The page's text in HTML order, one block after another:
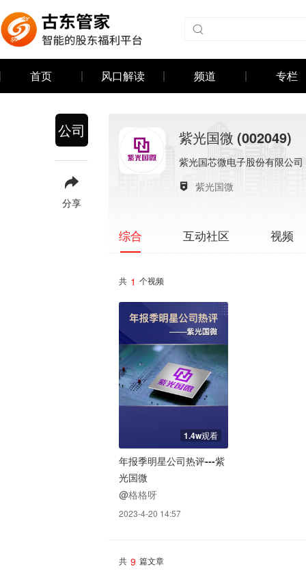
首页 风口解读 频道 专栏
公司
分享
紫光国微 (002049)
紫光国芯微电子股份有限公司
紫光国微
综合 互动社区 视频
共 1 个视频
1.4w观看
年报季明星公司热评---紫
光国微
@格格呀
2023-4-20 14:57
共 9 篇文章